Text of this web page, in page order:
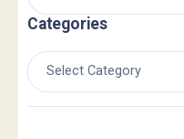
Categories